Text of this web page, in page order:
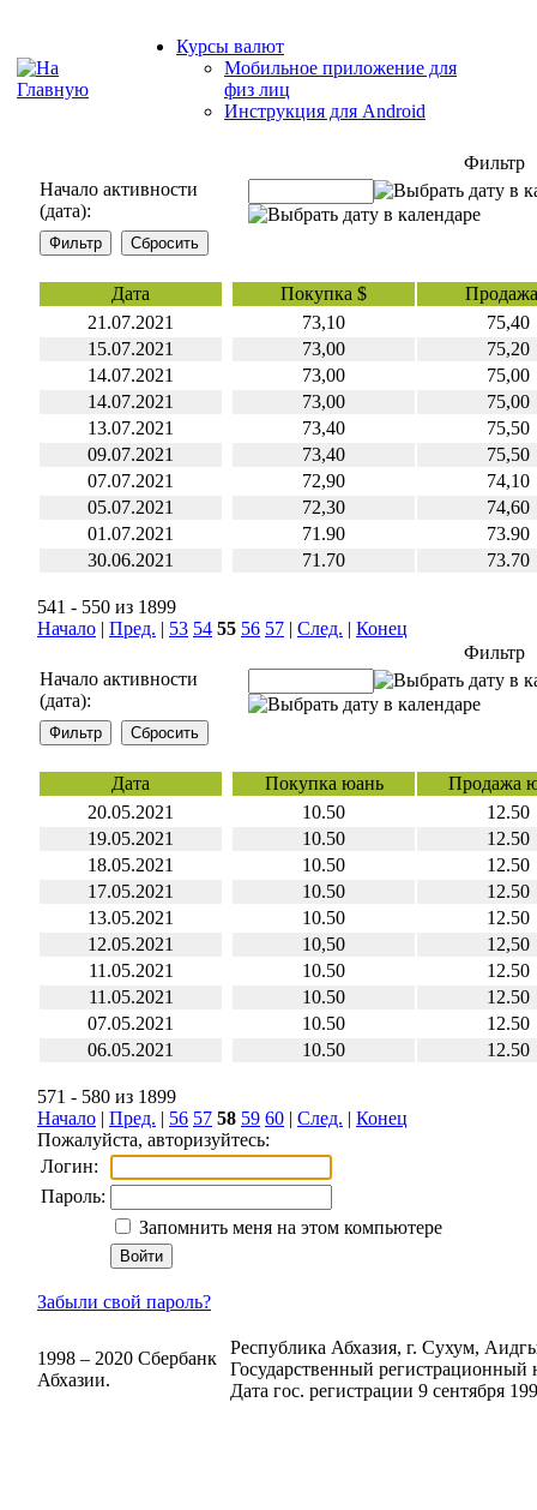
Курсы валют
Мобильное приложение для
физ лиц
Инструкция для Android
Фильтр
Начало активности
(дата):
Дата Покупка $
21.07.2021
73,10
75,40
15.07.2021
73,00
75,20
14.07.2021
73,00
75,00
14.07.2021
73,00
75,00
13.07.2021
73,40
75,50
09.07.2021
73,40
75,50
07.07.2021
72,90
74,10
05.07.2021
72,30
74,60
01.07.2021
71.90
73.90
30.06.2021
71.70 73.70
541 - 550 из 1899
Начало | Пред. | 53 54 55 56 57 | След. | Конец
Фильтр
Начало активности
(дата):
Дата Покупка юань
Продажа
20.05.2021
10.50
12.50
19.05.2021
10.50
12.50
18.05.2021
10.50
12.50
17.05.2021
10.50
12.50
13.05.2021
10.50
12.50
12.05.2021
10,50
12,50
11.05.2021
10.50
12.50
11.05.2021
10.50
12.50
07.05.2021
10.50
12.50
06.05.2021
10.50 12.50
571 - 580 из 1899
Начало | Пред. | 56 57 58 59 60 | След. | Конец
Пожалуйста, авторизуйтесь:
Логин:
Пароль:
Запомнить меня на этом компьютере
Забыли свой пароль?
1998 – 2020 Сбербанк
Абхазии.
Республика Абхазия, г. Сухум,
Государственный регистрационный
Дата гос. регистрации 9 сентября